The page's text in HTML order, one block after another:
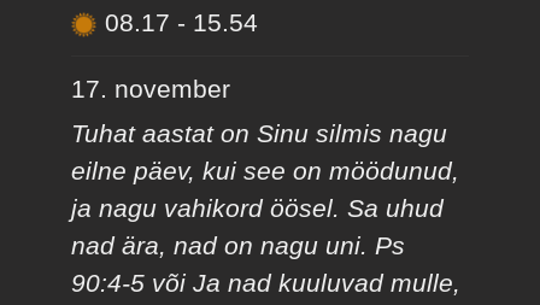
08.17 - 15.54
17. november
Tuhat aastat on Sinu silmis nagu
eilne päev, kui see on möödunud,
ja nagu vahikord öösel. Sa uhud
nad ära, nad on nagu uni. Ps
90:4-5 või Ja nad kuuluvad mulle,